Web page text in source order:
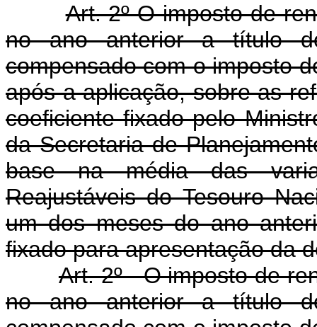
Art. 2º O imposto de
no ano anterior a título
compensado com o imposto
após a aplicação, sobre as
coeficiente fixado pelo
da Secretaria de
base na média das
Reajustáveis do Tesouro
um dos meses do ano
fixado para apresentação da
Art. 2º - O imposto de
no ano anterior a título